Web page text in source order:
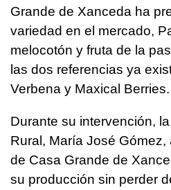
Grande de Xanceda ha
variedad en el mercado,
melocotón y fruta de la
las dos referencias ya
Verbena y Maxical Berries.
Durante su intervención,
Rural, María José Gómez,
de Casa Grande de
su producción sin perder